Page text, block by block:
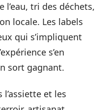
tri des déchets,
locale. Les labels
qui s’impliquent
s’en
sort gagnant.
et les